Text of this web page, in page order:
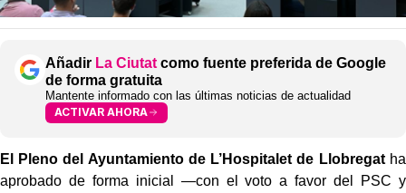
Añadir La Ciutat como fuente preferida de Google
de forma gratuita
Mantente informado con las últimas noticias de actualidad
ACTIVAR AHORA
El Pleno del Ayuntamiento de L’Hospitalet de Llobregatha
aprobado de forma inicial —con el voto a favor del PSC y